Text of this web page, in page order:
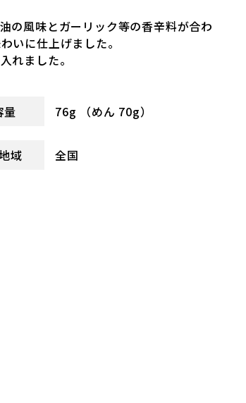
の風味とガーリック等の香辛料が合わ
いに仕上げました。
れました。
量 76g （めん 70g）
域 全国